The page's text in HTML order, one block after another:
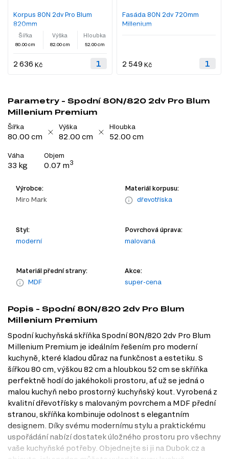
Korpus 80N 2dv Pro Blum
820mm
Šířka
80.00 cm
Výška
82.00 cm
Hloubka
52.00 cm
2 636 Kč
Fasáda 80N 2dv 720mm
Millenium
2 549 Kč
Parametry - Spodní 80N/820 2dv Pro Blum
Millenium Premium
Šířka
80.00 cm
Výška
82.00 cm
Hloubka
52.00 cm
Váha
33 kg
Objem
0.07 m3
Výrobce:
Miro Mark
Materiál korpusu:
dřevotříska
Styl:
moderní
Povrchová úprava:
malovaná
Materiál přední strany:
MDF
Akce:
super-cena
Popis - Spodní 80N/820 2dv Pro Blum
Millenium Premium
Spodní kuchyňská skříňka Spodní 80N/820 2dv Pro Blum
Millenium Premium je ideálním řešením pro moderní
kuchyně, které kladou důraz na funkčnost a estetiku. S
šířkou 80 cm, výškou 82 cm a hloubkou 52 cm se skříňka
perfektně hodí do jakéhokoli prostoru, ať už se jedná o
malou kuchyň nebo prostorný kuchyňský kout. Vyrobená z
kvalitní dřevotřísky s malovaným povrchem a MDF přední
stranou, skříňka kombinuje odolnost s elegantním
designem. Díky svému modernímu stylu a praktickému
uspořádání nabízí dostatek úložného prostoru pro všechny
vaše kuchyňské potřeby. Objednejte si ji na Dubok.cz a